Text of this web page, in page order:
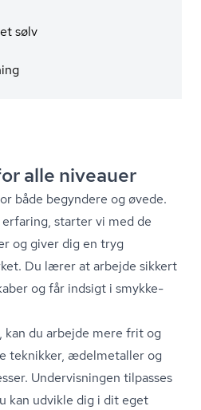
sølv
alle niveauer
både begyndere og øvede.
starter vi med de
og giver dig en tryg
Du lærer at arbejde sikkert
og får indsigt i smyk­ke­
kan du arbejde mere frit og
teknikker, ædelmetaller og
Undervisningen tilpasses
kan udvikle dig i dit eget